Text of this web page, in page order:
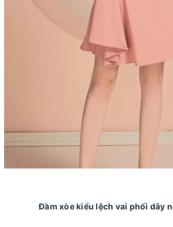
Đầm xòe kiểu lệch vai phối dây